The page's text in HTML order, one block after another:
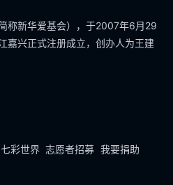
称新华爱基会），于2007年6月29
嘉兴正式注册成立，创办人为王建
七彩世界 志愿者招募 我要捐助